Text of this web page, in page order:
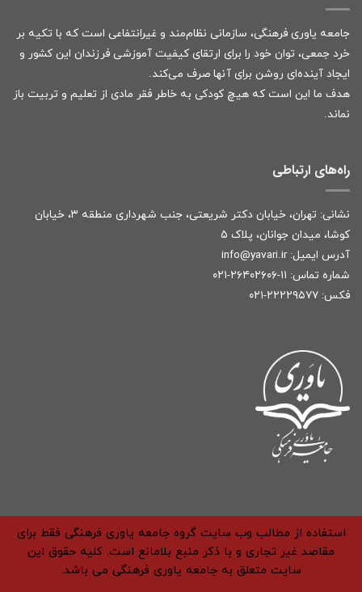
جامعه یاوری فرهنگی، سازمانی نظام‌مند و غیرانتفاعی است که با تکیه بر
خرد جمعی، توان خود را برای ارتقای کیفیت آموزشی فرزندان این کشور و
ایجاد آینده‌ای روشن برای آنها صرف می‌کند.
هدف ما این است که هیچ کودکی به خاطر فقر مادی از تعلیم و تربیت باز
نماند.
راه‌های ارتباطی
نشانی: تهران، خیابان دکتر شریعتی، جنب شهرداری منطقه ۳، خیابان
کوشا، میدان جوانان، پلاک ۵
آدرس ایمیل: info@yavari.ir
شماره تماس: ۱۱-۲۶۴۰۲۶۰۶-۰۲۱
فکس: ۲۲۲۲۹۵۷۷-۰۲۱
استفاده از مطالب وب سایت گروه جامعه یاوری فرهنگی فقط برای
مقاصد غیر تجاری و با ذکر منبع بلامانع است. کلیه حقوق این
سایت متعلق به جامعه یاوری فرهنگی می باشد.